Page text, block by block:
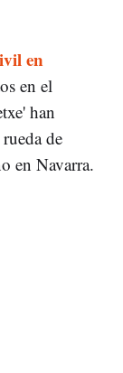
en
en el
han
de
en Navarra.